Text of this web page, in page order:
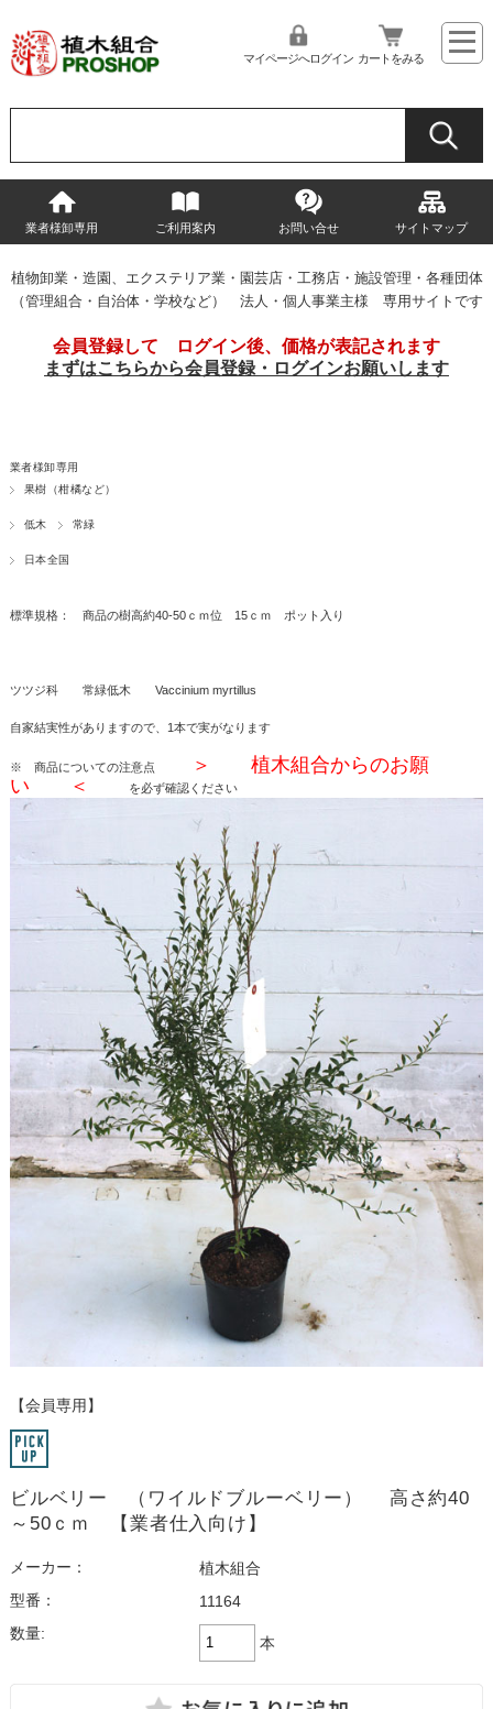
マイページへログイン カートをみる
業者様卸専用 ご利用案内 お問い合せ サイトマップ
植物卸業・造園、エクステリア業・園芸店・工務店・施設管理・各種団体
（管理組合・自治体・学校など） 法人・個人事業主様 専用サイトです
会員登録して ログイン後、価格が表記されます
まずはこちらから会員登録・ログインお願いします
業者様卸専用
果樹（柑橘など）
低木 常緑
日本全国
標準規格： 商品の樹高約40-50ｃｍ位 15ｃｍ ポット入り
ツツジ科 常緑低木 Vaccinium myrtillus
自家結実性がありますので、1本で実がなります
※ 商品についての注意点
＞ 植木組合からのお願
い ＜
を必ず確認ください
【会員専用】
ビルベリー （ワイルドブルーベリー） 高さ約40
～50ｃｍ 【業者仕入向け】
メーカー：
植木組合
型番：
11164
数量:
本